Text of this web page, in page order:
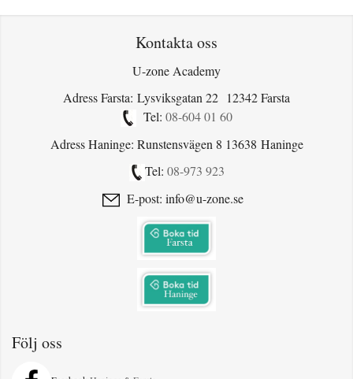
Kontakta oss
U-zone Academy
Adress Farsta: Lysviksgatan 22 12342 Farsta
Tel: 08-604 01 60
Adress Haninge: Runstensvägen 8 13638 Haninge
Tel: 08-973 923
E-post: info@u-zone.se
Följ oss